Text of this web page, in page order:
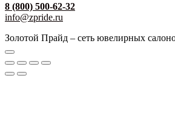
8 (800) 500-62-32
info@zpride.ru
Золотой Прайд – сеть ювелирных